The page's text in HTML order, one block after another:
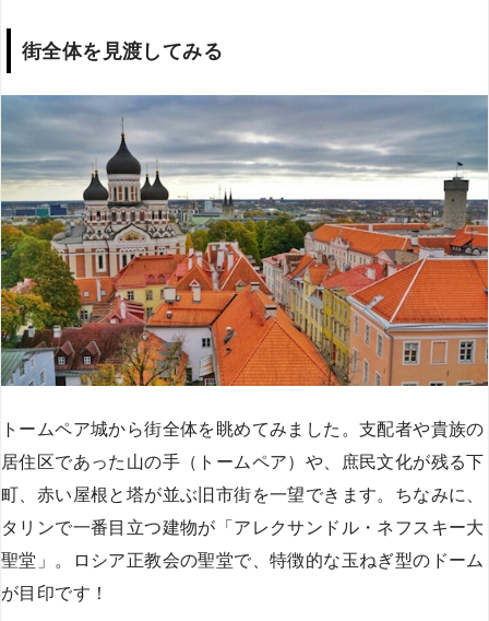
街全体を見渡してみる
トームペア城から街全体を眺めてみました。支配者や貴族の
居住区であった山の手（トームペア）や、庶民文化が残る下
町、赤い屋根と塔が並ぶ旧市街を一望できます。ちなみに、
タリンで一番目立つ建物が「アレクサンドル・ネフスキー大
聖堂」。ロシア正教会の聖堂で、特徴的な玉ねぎ型のドーム
が目印です！